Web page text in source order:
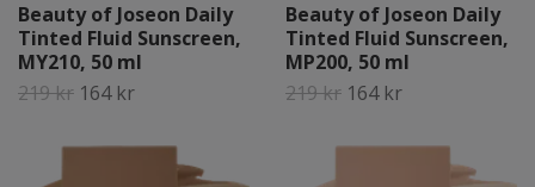
Beauty of Joseon Daily
Tinted Fluid Sunscreen,
MY210, 50 ml
219 kr 164 kr
Beauty of Joseon Daily
Tinted Fluid Sunscreen,
MP200, 50 ml
219 kr 164 kr